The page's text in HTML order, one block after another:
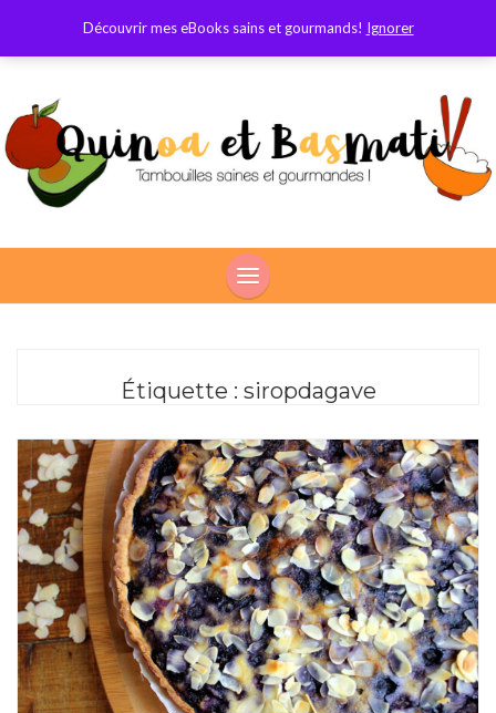
Étiquette : siropdagave
Découvrir mes eBooks sains et gourmands! Ignorer